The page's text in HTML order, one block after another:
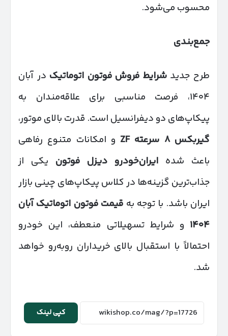
محسوب می‌شود.
جمع‌بندی
طرح جدیدشرایط فروش فوتون اتوماتیک در آبان
۱۴۰۴، فرصت مناسبی برای علاقه‌مندان به
پیکاپ‌های دو دیفرانسیل است. قدرت بالای موتور،
گیربکس۸ سرعته ZF
و امکانات متنوع رفاهی
باعث شده ایران‌خودرو دیزل فوتون یکی از
جذاب‌ترین گزینه‌ها در کلاس پیکاپ‌های چینی بازار
ایران باشد. با توجه به قیمت فوتون اتوماتیک آبان
۱۴۰۴ و شرایط تسهیلاتی منعطف، این خودرو
احتمالاً با استقبال بالای خریداران روبه‌رو خواهد
شد.
کپی لینک